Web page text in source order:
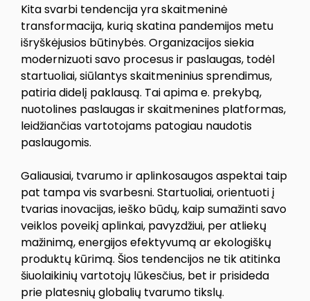
Kita svarbi tendencija yra skaitmeninė
transformacija, kurią skatina pandemijos metu
išryškėjusios būtinybės. Organizacijos siekia
modernizuoti savo procesus ir paslaugas, todėl
startuoliai, siūlantys skaitmeninius sprendimus,
patiria didelį paklausą. Tai apima e. prekybą,
nuotolines paslaugas ir skaitmenines platformas,
leidžiančias vartotojams patogiau naudotis
paslaugomis.
Galiausiai, tvarumo ir aplinkosaugos aspektai taip
pat tampa vis svarbesni. Startuoliai, orientuoti į
tvarias inovacijas, ieško būdų, kaip sumažinti savo
veiklos poveikį aplinkai, pavyzdžiui, per atliekų
mažinimą, energijos efektyvumą ar ekologiškų
produktų kūrimą. Šios tendencijos ne tik atitinka
šiuolaikinių vartotojų lūkesčius, bet ir prisideda
prie platesnių globalių tvarumo tikslų.